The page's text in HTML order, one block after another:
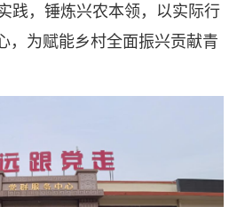
践，锤炼兴农本领，以实际行
，为赋能乡村全面振兴贡献青